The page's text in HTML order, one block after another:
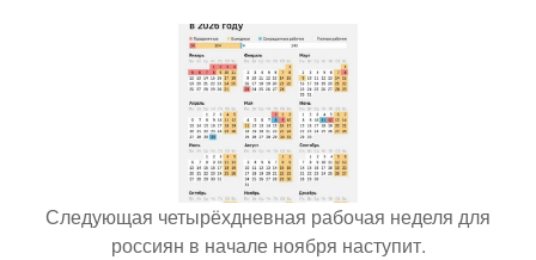
Следующая четырёхдневная рабочая неделя для
россиян в начале ноября наступит.